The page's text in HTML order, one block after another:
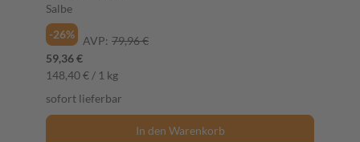
Salbe
-26%
AVP: 79,96 €
59,36 €
148,40 € / 1 kg
sofort lieferbar
In den Warenkorb